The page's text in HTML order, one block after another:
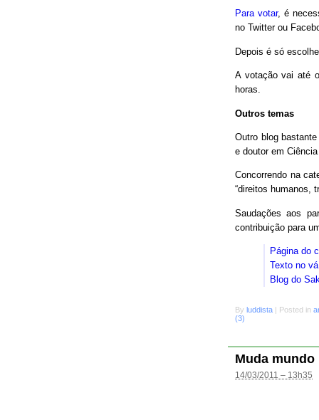
Para votar, é
no Twitter ou
Depois é só
A votação vai até
horas.
Outros temas
Outro blog
e doutor em
Concorrendo na
“direitos humanos,
Saudações aos
contribuição para
Página do
Texto no
Blog do
By luddista Posted in
(3)
Muda mundo
14/03/2011 – 13h35